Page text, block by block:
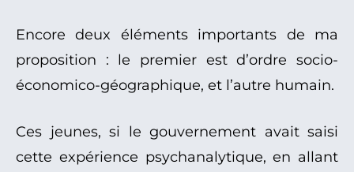
Encore deux éléments importants de ma
proposition : le premier est d’ordre socio-
économico-géographique, et l’autre humain.
Ces jeunes, si le gouvernement avait saisi
cette expérience psychanalytique, en allant